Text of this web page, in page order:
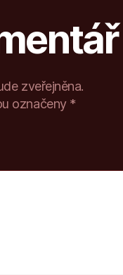
zveřejněna.
označeny *